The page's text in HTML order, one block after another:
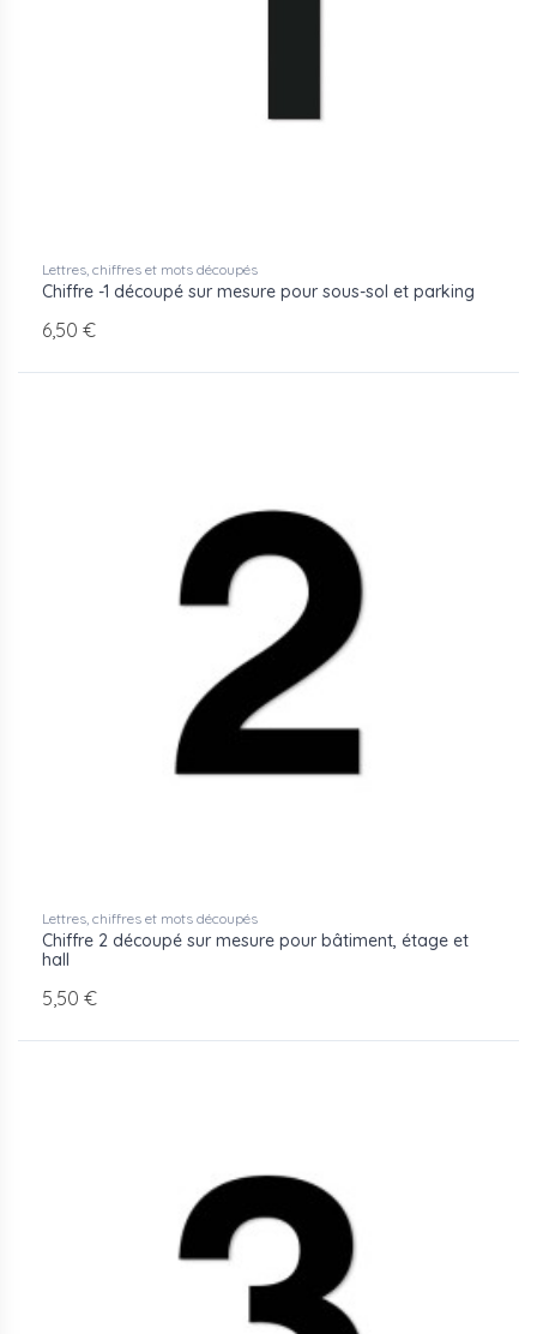
Lettres, chiffres et mots découpés
Chiffre -1 découpé sur mesure pour sous-sol et parking
6,50 €
Lettres, chiffres et mots découpés
Chiffre 2 découpé sur mesure pour bâtiment, étage et
hall
5,50 €